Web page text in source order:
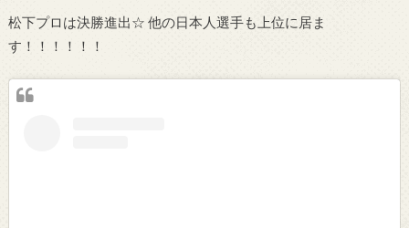
松下プロは決勝進出☆ 他の日本人選手も上位に居ま
す！！！！！！